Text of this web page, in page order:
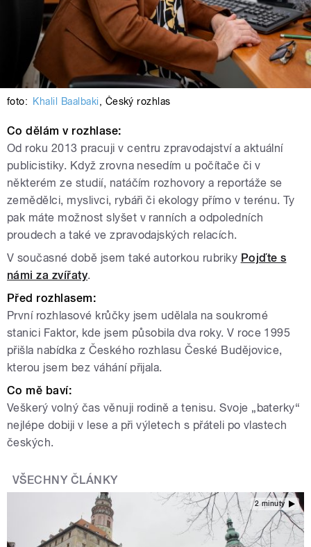
foto: Khalil Baalbaki, Český rozhlas
Co dělám v rozhlase:
Od roku 2013 pracuji v centru zpravodajství a aktuální
publicistiky. Když zrovna nesedím u počítače či v
některém ze studií, natáčím rozhovory a reportáže se
zemědělci, myslivci, rybáři či ekology přímo v terénu. Ty
pak máte možnost slyšet v ranních a odpoledních
proudech a také ve zpravodajských relacích.
V současné době jsem také autorkou rubriky Pojďte s
námi za zvířaty.
Před rozhlasem:
První rozhlasové krůčky jsem udělala na soukromé
stanici Faktor, kde jsem působila dva roky. V roce 1995
přišla nabídka z Českého rozhlasu České Budějovice,
kterou jsem bez váhání přijala.
Co mě baví:
Veškerý volný čas věnuji rodině a tenisu. Svoje „baterky“
nejlépe dobiji v lese a při výletech s přáteli po vlastech
českých.
VŠECHNY ČLÁNKY
2 minuty